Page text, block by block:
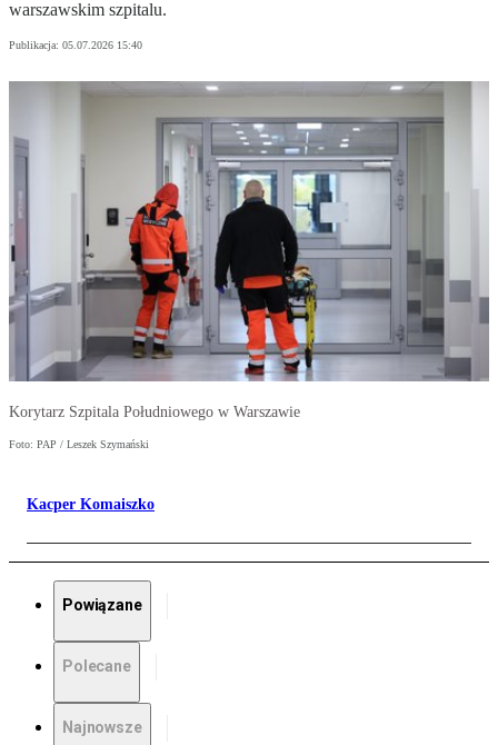
warszawskim szpitalu.
Publikacja: 05.07.2026 15:40
Korytarz Szpitala Południowego w Warszawie
Foto: PAP / Leszek Szymański
Kacper Komaiszko
Powiązane
Polecane
Najnowsze